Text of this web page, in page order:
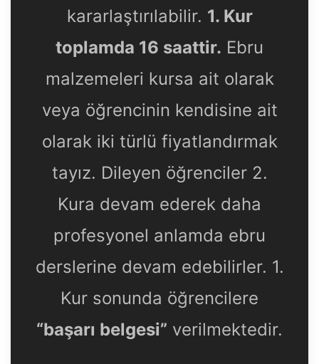
kararlaştırılabilir. 1. Kur
toplamda 16 saattir. Ebru
malzemeleri kursa ait olarak
veya öğrencinin kendisine ait
olarak iki türlü fiyatlandırmak
tayız. Dileyen öğrenciler 2.
Kura devam ederek daha
profesyonel anlamda ebru
derslerine devam edebilirler. 1.
Kur sonunda öğrencilere
“başarı belgesi” verilmektedir.